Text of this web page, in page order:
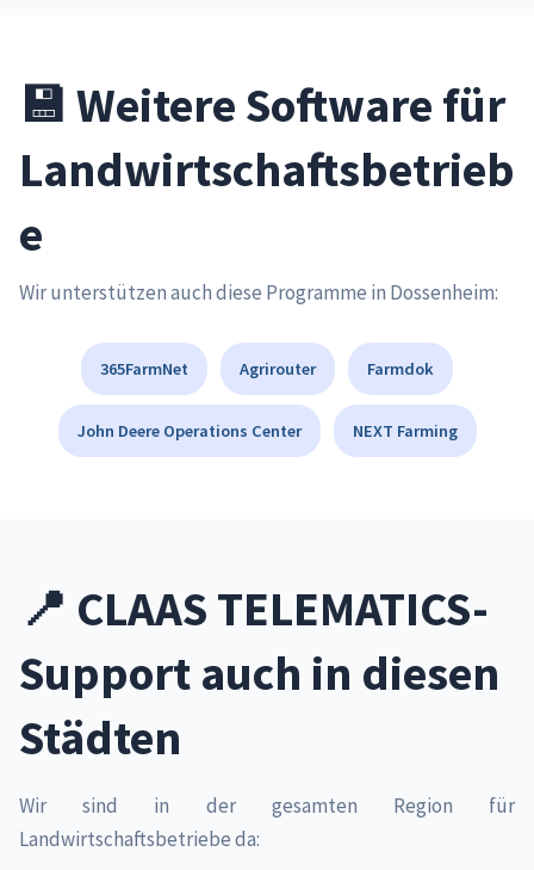
💾 Weitere Software für
Landwirtschaftsbetrieb
e
Wir unterstützen auch diese Programme in Dossenheim:
365FarmNet Agrirouter Farmdok
John Deere Operations Center NEXT Farming
📍 CLAAS TELEMATICS-
Support auch in diesen
Städten
Wir sind in der gesamten Region für
Landwirtschaftsbetriebe da: